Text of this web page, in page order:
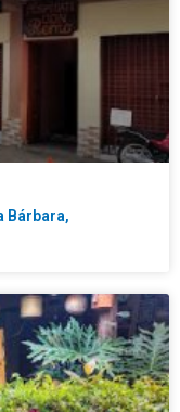
Bárbara,